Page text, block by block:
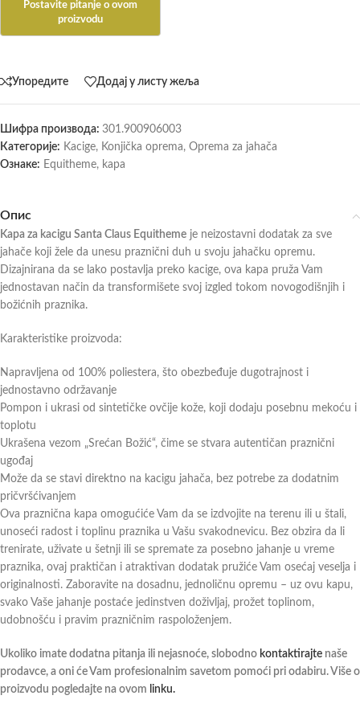
Упоредите Додај у листу жеља
Шифра производа: 301.900906003
Категорије: Kacige, Konjička oprema, Oprema za jahača
Ознаке: Equitheme, kapa
Опис
Kapa za kacigu Santa Claus Equitheme je neizostavni dodatak za sve
jahače koji žele da unesu praznični duh u svoju jahačku opremu.
Dizajnirana da se lako postavlja preko kacige, ova kapa pruža Vam
jednostavan način da transformišete svoj izgled tokom novogodišnjih i
božićnih praznika.
Karakteristike proizvoda:
Napravljena od 100% poliestera, što obezbeđuje dugotrajnost i
jednostavno održavanje
Pompon i ukrasi od sintetičke ovčije kože, koji dodaju posebnu mekoću i
toplotu
Ukrašena vezom „Srećan Božić“, čime se stvara autentičan praznični
ugođaj
Može da se stavi direktno na kacigu jahača, bez potrebe za dodatnim
pričvršćivanjem
Ova praznična kapa omogućiće Vam da se izdvojite na terenu ili u štali,
unoseći radost i toplinu praznika u Vašu svakodnevicu. Bez obzira da li
trenirate, uživate u šetnji ili se spremate za posebno jahanje u vreme
praznika, ovaj praktičan i atraktivan dodatak pružiće Vam osećaj veselja i
originalnosti. Zaboravite na dosadnu, jednoličnu opremu – uz ovu kapu,
svako Vaše jahanje postaće jedinstven doživljaj, prožet toplinom,
udobnošću i pravim prazničnim raspoloženjem.
Ukoliko imate dodatna pitanja ili nejasnoće, slobodno kontaktirajte naše
prodavce, a oni će Vam profesionalnim savetom pomoći pri odabiru. Više o
proizvodu pogledajte na ovom linku.